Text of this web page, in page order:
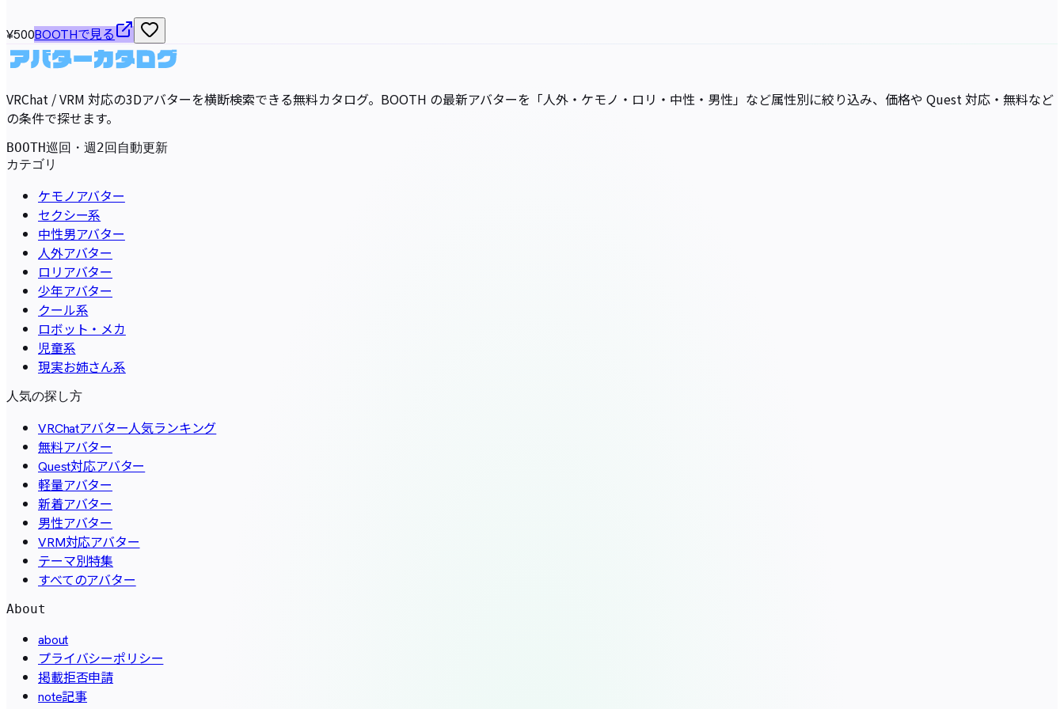
¥500BOOTHで見る
VRChat / VRM 対応の3Dアバターを横断検索できる無料カタログ。BOOTH の最新アバターを「人外・ケモノ・ロリ・中性・男性」など属性別に絞り込み、価格や Quest 対応・無料など
の条件で探せます。
BOOTH巡回・週2回自動更新
カテゴリ
ケモノアバター
セクシー系
中性男アバター
人外アバター
ロリアバター
少年アバター
クール系
ロボット・メカ
児童系
現実お姉さん系
人気の探し方
VRChatアバター人気ランキング
無料アバター
Quest対応アバター
軽量アバター
新着アバター
男性アバター
VRM対応アバター
テーマ別特集
すべてのアバター
About
about
プライバシーポリシー
掲載拒否申請
note記事